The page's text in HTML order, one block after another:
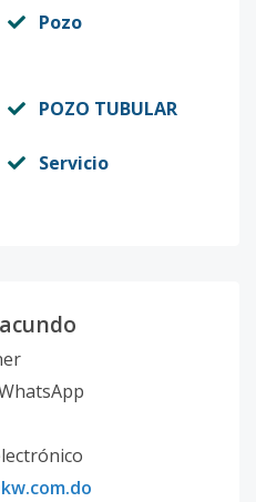
Pozo
POZO TUBULAR
Servicio